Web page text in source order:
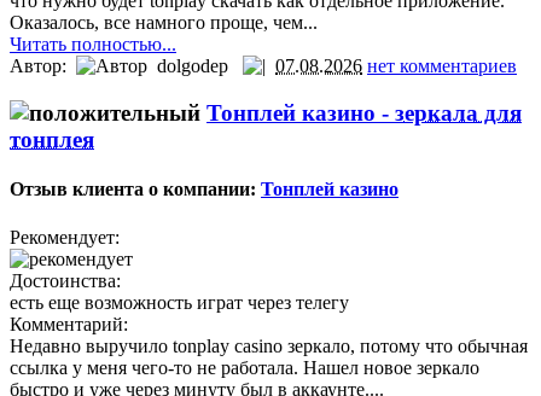
Оказалось, все намного проще, чем...
Читать полностью...
Автор:
dolgodep 07.08.2026 нет комментариев
Тонплей казино - зеркала для
тонплея
Отзыв клиента о компании: Тонплей казино
Рекомендует:
Достоинства:
есть еще возможность играт через телегу
Комментарий:
Недавно выручило tonplay casino зеркало, потому что обычная
ссылка у меня чего-то не работала. Нашел новое зеркало
быстро и уже через минуту был в аккаунте....